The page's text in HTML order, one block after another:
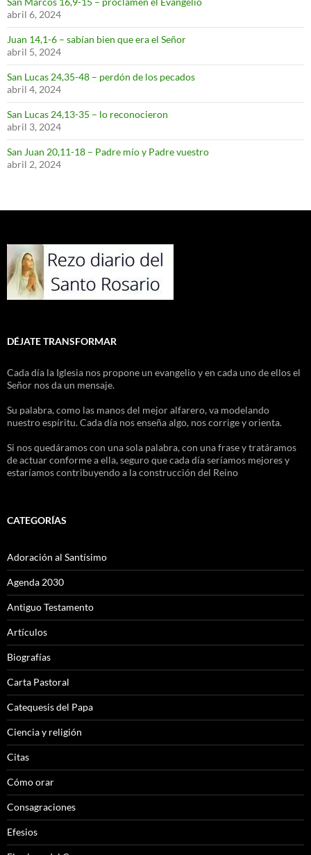
abril 6, 2024
Juan 14,1-6 – sabían bien que era el Señor
abril 5, 2024
San Lucas 24,35-48 – perdón de los pecados
abril 4, 2024
San Lucas 24,13-35 – lo reconocieron
abril 3, 2024
San Juan 20,11-18 – Padre mío y Padre vuestro
abril 2, 2024
DÉJATE TRANSFORMAR
Cada día la Iglesia nos propone un evangelio y en cada uno de ellos el
Señor nos da un mensaje.
Su palabra, como las manos del mejor alfarero, va modelando
nuestro espíritu. Cada día nos enseña algo, nos corrige y orienta.
Si nos quedáramos con una sola palabra, con una frase y tratáramos
de actuar conforme a ella, seguro que cada día seríamos mejores y
estaríamos contribuyendo a la construcción del Reino
CATEGORÍAS
Adoración al Santísimo
Agenda 2030
Antiguo Testamento
Artículos
Biografías
Carta Pastoral
Catequesis del Papa
Ciencia y religión
Citas
Cómo orar
Consagraciones
Efesios